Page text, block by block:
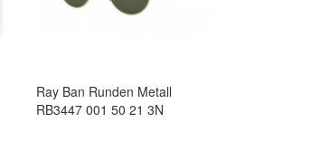
Ray Ban Runden Metall
RB3447 001 50 21 3N